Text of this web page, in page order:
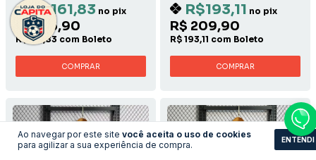
Ao navegar por este site você aceita o uso de cookies
para agilizar a sua experiência de compra.
ENTENDI
R$161,83 no pix
R$ 175,90
R$ 161,83 com Boleto
COMPRAR
R$193,11 no pix
R$ 209,90
R$ 193,11 com Boleto
COMPRAR